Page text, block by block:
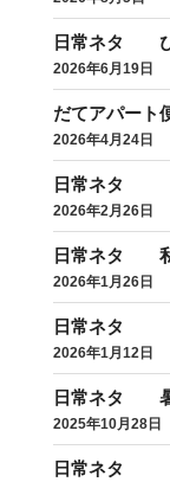
日常ネタ ぴ
2026年6月19日
だてアパー
2026年4月24日
日常ネタ
2026年2月26日
日常ネタ 私
2026年1月26日
日常ネタ
2026年1月12日
日常ネタ
2025年10月28日
日常ネタ